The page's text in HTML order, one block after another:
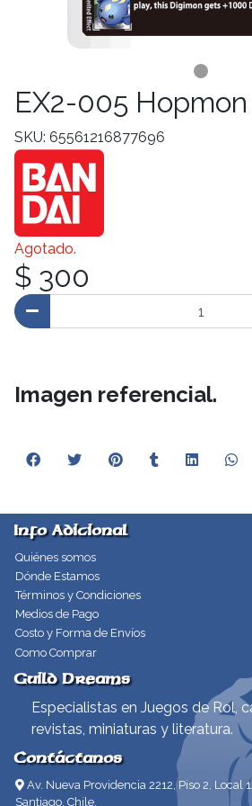
EX2-005 Hopmon
SKU: 65561216877696
Agotado.
$ 300
Imagen referencial.
Info Adicional
Quiénes somos
Dónde Estamos
Términos y Condiciones
Medios de Pago
Costo y Forma de Envíos
Como Comprar
Guild Dreams
Especialistas en Juegos de Rol,
revistas, miniaturas y literatura.
Contáctanos
Av. Nueva Providencia 2212, Piso 2, Local
Santiago, Chile.